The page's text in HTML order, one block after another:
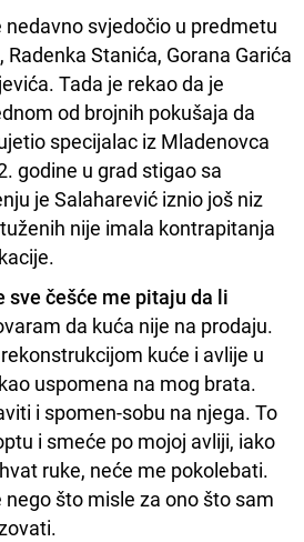
svjedočio u predmetu
Stanića, Gorana Garića
Tada je rekao da je
od brojnih pokušaja da
specijalac iz Mladenovca
godine u grad stigao sa
je Salaharević iznio još niz
nije imala kontrapitanja
sve češće me pitaju da li
da kuća nije na prodaju.
kuće i avlije u
uspomena na mog brata.
i spomen-sobu na njega. To
i smeće po mojoj avliji, iako
ruke, neće me pokolebati.
što misle za ono što sam